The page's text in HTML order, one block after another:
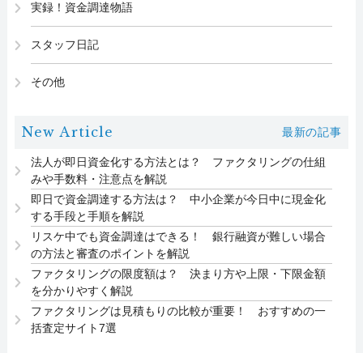
実録！資金調達物語
スタッフ日記
その他
New Article 最新の記事
法人が即日資金化する方法とは？ ファクタリングの仕組
みや手数料・注意点を解説
即日で資金調達する方法は？ 中小企業が今日中に現金化
する手段と手順を解説
リスケ中でも資金調達はできる！ 銀行融資が難しい場合
の方法と審査のポイントを解説
ファクタリングの限度額は？ 決まり方や上限・下限金額
を分かりやすく解説
ファクタリングは見積もりの比較が重要！ おすすめの一
括査定サイト7選